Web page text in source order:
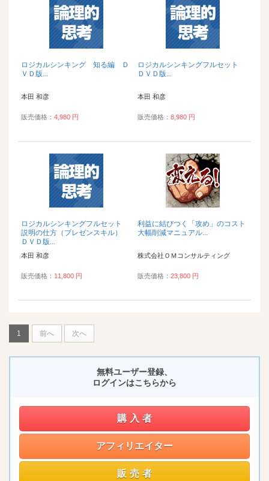
ロジカルシンキング 知る編 Ｄ
ＶＤ版...
本田 和彦
販売価格： 4,980 円
ロジカルシンキングフルセット
ＤＶＤ版...
本田 和彦
販売価格： 8,980 円
ロジカルシンキングフルセット
説明の仕方（プレゼンスキル）
ＤＶＤ版...
本田 和彦
販売価格： 11,800 円
利益に結びつく「攻め」のコスト
大幅削減マニュアル...
株式会社ＯＭコンサルティング
販売価格： 23,800 円
1 前へ 次へ
無料ユーザー登録、
ログインはこちらから
購入者
アフィリエイター
販売者